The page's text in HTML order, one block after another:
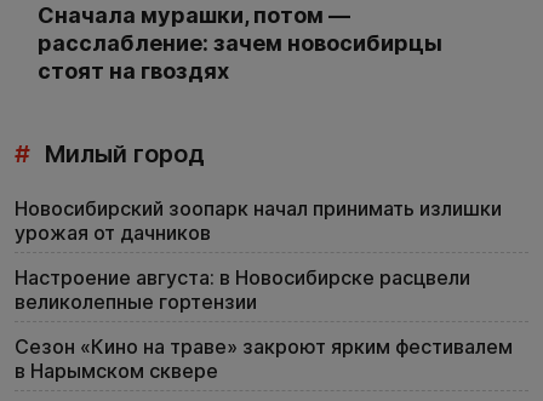
Сначала мурашки, потом —
расслабление: зачем новосибирцы
стоят на гвоздях
# Милый город
Новосибирский зоопарк начал принимать излишки
урожая от дачников
Настроение августа: в Новосибирске расцвели
великолепные гортензии
Сезон «Кино на траве» закроют ярким фестивалем
в Нарымском сквере